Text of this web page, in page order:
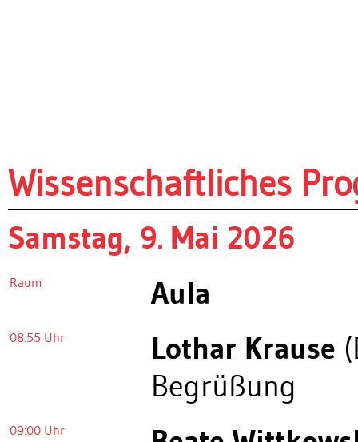
Wissenschaftliches
Samstag, 9. Mai 2026
Raum Aula
08:55 Uhr Lothar Krause
Begrüßung
09:00 Uhr